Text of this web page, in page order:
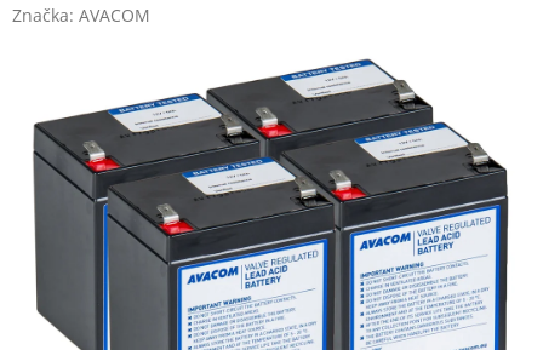
Oblíbené
Kontakty
objednávka
antiviru
ESET
nás
Značka: AVACOM